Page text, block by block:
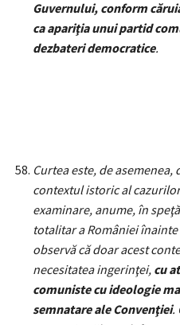
Guvernului, conform
ca apariţia unui partid
dezbateri democratice.
Curtea este, de
contextul istoric al
examinare, anume, în
totalitar a României înainte
observă că doar acest
necesitatea ingerinţei, cu
comuniste cu ideologie
semnatare ale Convenţiei.